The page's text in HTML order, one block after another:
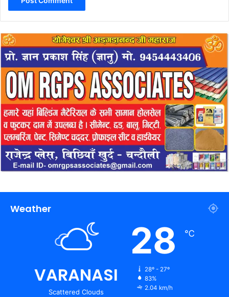
Weather
VARANASI
Scattered Clouds
28 ℃
28º - 27º
83%
2.04 km/h